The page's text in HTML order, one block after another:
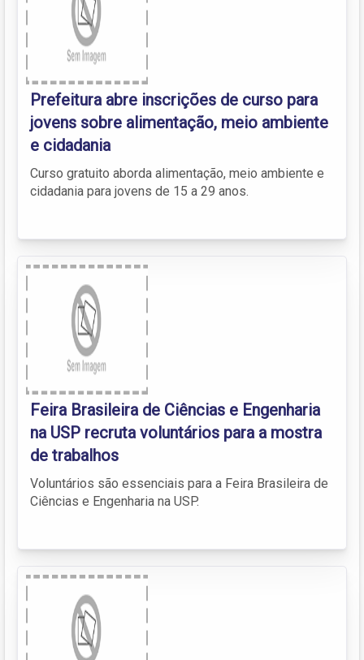
Prefeitura abre inscrições de curso para
jovens sobre alimentação, meio ambiente
e cidadania
Curso gratuito aborda alimentação, meio ambiente e
cidadania para jovens de 15 a 29 anos.
Feira Brasileira de Ciências e Engenharia
na USP recruta voluntários para a mostra
de trabalhos
Voluntários são essenciais para a Feira Brasileira de
Ciências e Engenharia na USP.